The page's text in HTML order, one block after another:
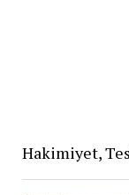
Hakimiyet,